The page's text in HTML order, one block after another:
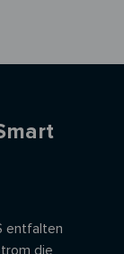
entfalten